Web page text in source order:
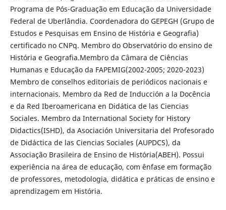
Programa de Pós-Graduação em Educação da Universidade
Federal de Uberlândia. Coordenadora do GEPEGH (Grupo de
Estudos e Pesquisas em Ensino de História e Geografia)
certificado no CNPq. Membro do Observatório do ensino de
História e Geografia.Membro da Câmara de Ciências
Humanas e Educação da FAPEMIG(2002-2005; 2020-2023)
Membro de conselhos editoriais de periódicos nacionais e
internacionais. Membro da Red de Inducción a la Docência
e da Red Iberoamericana en Didática de las Ciencias
Sociales. Membro da International Society for History
Didactics(ISHD), da Asociación Universitaria del Profesorado
de Didáctica de las Ciencias Sociales (AUPDCS), da
Associação Brasileira de Ensino de História(ABEH). Possui
experiência na área de educação, com ênfase em formação
de professores, metodologia, didática e práticas de ensino e
aprendizagem em História.